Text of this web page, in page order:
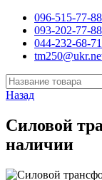
096-515-77-88
093-202-77-
044-232-68-71
Назад
Силовой
наличии